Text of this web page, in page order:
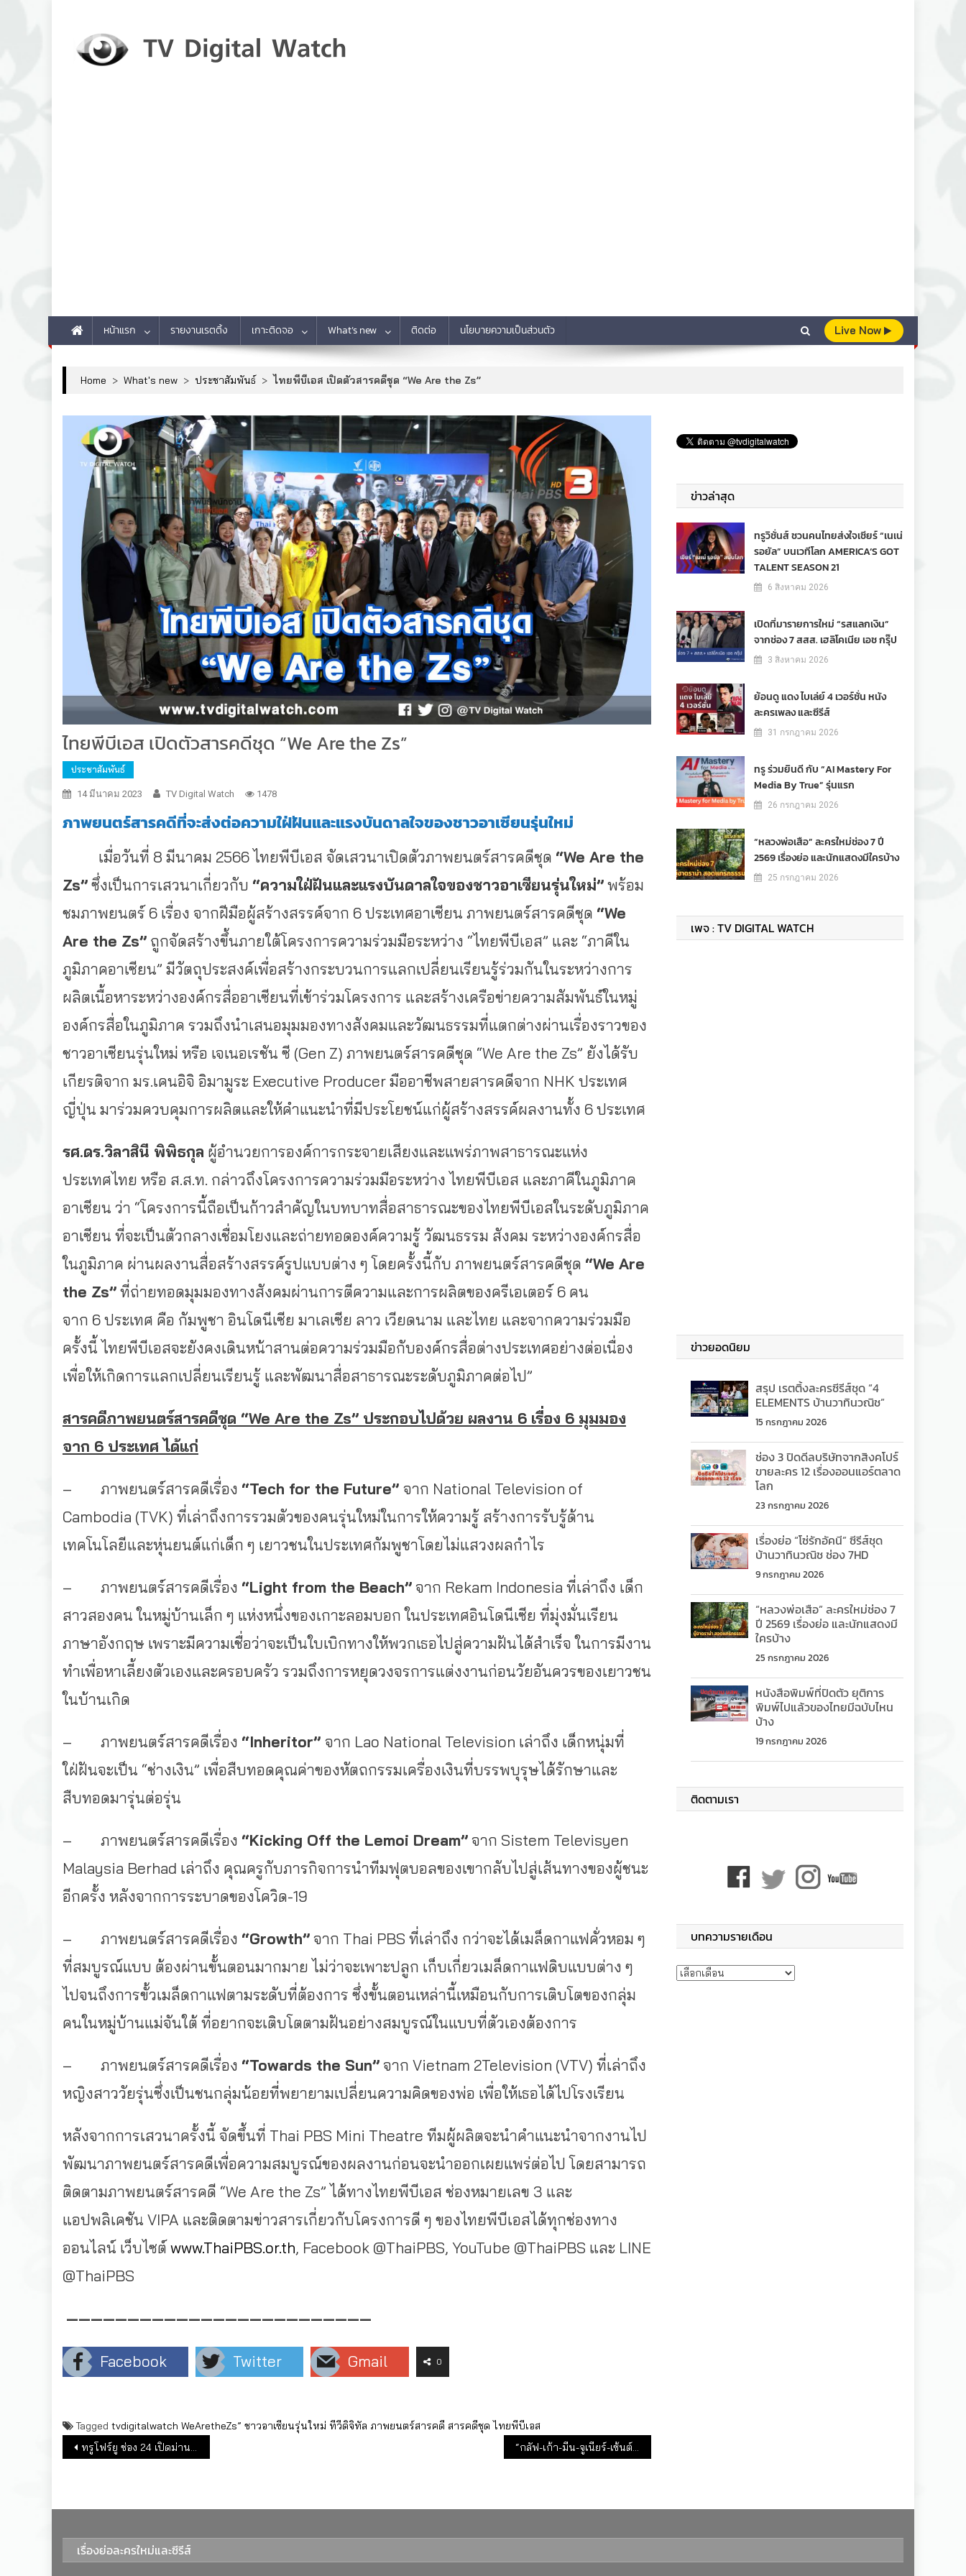
หน้าแรก รายงานเรตติ้ง เกาะติดจอ What’s new ติดต่อ นโยบายความเป็นส่วนตัว Live Now
Home > What's new > ประชาสัมพันธ์ > ไทยพีบีเอส เปิดตัวสารคดีชุด “We Are the Zs”
ไทยพีบีเอส เปิดตัวสารคดีชุด “We Are the Zs”
ประชาสัมพันธ์
14 มีนาคม 2023 TV Digital Watch 1478
ภาพยนตร์สารคดีที่จะส่งต่อความใฝ่ฝันและแรงบันดาลใจของชาวอาเซียนรุ่นใหม่
เมื่อวันที่ 8 มีนาคม 2566 ไทยพีบีเอส จัดเสวนาเปิดตัวภาพยนตร์สารคดีชุด “We Are the
Zs”ซึ่งเป็นการเสวนาเกี่ยวกับ “ความใฝ่ฝันและแรงบันดาลใจของชาวอาเซียนรุ่นใหม่”พร้อม
ชมภาพยนตร์ 6 เรื่อง จากฝีมือผู้สร้างสรรค์จาก 6 ประเทศอาเซียน ภาพยนตร์สารคดีชุด “We
Are the Zs” ถูกจัดสร้างขึ้นภายใต้โครงการความร่วมมือระหว่าง “ไทยพีบีเอส” และ “ภาคีใน
ภูมิภาคอาเซียน” มีวัตถุประสงค์เพื่อสร้างกระบวนการแลกเปลี่ยนเรียนรู้ร่วมกันในระหว่างการ
ผลิตเนื้อหาระหว่างองค์กรสื่ออาเซียนที่เข้าร่วมโครงการ และสร้างเครือข่ายความสัมพันธ์ในหมู่
องค์กรสื่อในภูมิภาค รวมถึงนำเสนอมุมมองทางสังคมและวัฒนธรรมที่แตกต่างผ่านเรื่องราวของ
ชาวอาเซียนรุ่นใหม่ หรือ เจเนอเรชัน ซี (Gen Z) ภาพยนตร์สารคดีชุด “We Are the Zs” ยังได้รับ
เกียรติจาก มร.เคนอิจิ อิมามูระ Executive Producer มืออาชีพสายสารคดีจาก NHK ประเทศ
ญี่ปุ่น มาร่วมควบคุมการผลิตและให้คำแนะนำที่มีประโยชน์แก่ผู้สร้างสรรค์ผลงานทั้ง 6 ประเทศ
รศ.ดร.วิลาสินี พิพิธกุล ผู้อำนวยการองค์การกระจายเสียงและแพร่ภาพสาธารณะแห่ง
ประเทศไทย หรือ ส.ส.ท. กล่าวถึงโครงการความร่วมมือระหว่าง ไทยพีบีเอส และภาคีในภูมิภาค
อาเซียน ว่า “โครงการนี้ถือเป็นก้าวสำคัญในบทบาทสื่อสาธารณะของไทยพีบีเอสในระดับภูมิภาค
อาเซียน ที่จะเป็นตัวกลางเชื่อมโยงและถ่ายทอดองค์ความรู้ วัฒนธรรม สังคม ระหว่างองค์กรสื่อ
ในภูมิภาค ผ่านผลงานสื่อสร้างสรรค์รูปแบบต่าง ๆ โดยครั้งนี้กับ ภาพยนตร์สารคดีชุด “We Are
the Zs”ที่ถ่ายทอดมุมมองทางสังคมผ่านการตีความและการผลิตของครีเอเตอร์ 6 คน
จาก 6 ประเทศ คือ กัมพูชา อินโดนีเซีย มาเลเซีย ลาว เวียดนาม และไทย และจากความร่วมมือ
ครั้งนี้ ไทยพีบีเอสจะยังคงเดินหน้าสานต่อความร่วมมือกับองค์กรสื่อต่างประเทศอย่างต่อเนื่อง
เพื่อให้เกิดการแลกเปลี่ยนเรียนรู้ และพัฒนาสื่อสาธารณะระดับภูมิภาคต่อไป”
สารคดีภาพยนตร์สารคดีชุด “We Are the Zs” ประกอบไปด้วย ผลงาน 6 เรื่อง 6 มุมมอง
จาก 6 ประเทศ ได้แก่
– ภาพยนตร์สารคดีเรื่อง “Tech for the Future” จาก National Television of
Cambodia (TVK) ที่เล่าถึงการรวมตัวของคนรุ่นใหม่ในการให้ความรู้ สร้างการรับรู้ด้าน
เทคโนโลยีและหุ่นยนต์แก่เด็ก ๆ เยาวชนในประเทศกัมพูชาโดยไม่แสวงผลกำไร
– ภาพยนตร์สารคดีเรื่อง “Light from the Beach”จาก Rekam Indonesia ที่เล่าถึง เด็ก
สาวสองคน ในหมู่บ้านเล็ก ๆ แห่งหนึ่งของเกาะลอมบอก ในประเทศอินโดนีเซีย ที่มุ่งมั่นเรียน
ภาษาอังกฤษ เพราะมีความเชื่อว่าจะเป็นใบเบิกทางให้พวกเธอไปสู่ความฝันได้สำเร็จ ในการมีงาน
ทำเพื่อหาเลี้ยงตัวเองและครอบครัว รวมถึงการหยุดวงจรการแต่งงานก่อนวัยอันควรของเยาวชน
ในบ้านเกิด
– ภาพยนตร์สารคดีเรื่อง “Inheritor” จาก Lao National Television เล่าถึง เด็กหนุ่มที่
ใฝ่ฝันจะเป็น “ช่างเงิน” เพื่อสืบทอดคุณค่าของหัตถกรรมเครื่องเงินที่บรรพบุรุษได้รักษาและ
สืบทอดมารุ่นต่อรุ่น
– ภาพยนตร์สารคดีเรื่อง “Kicking Off the Lemoi Dream”จาก Sistem Televisyen
Malaysia Berhad เล่าถึง คุณครูกับภารกิจการนำทีมฟุตบอลของเขากลับไปสู่เส้นทางของผู้ชนะ
อีกครั้ง หลังจากการระบาดของโควิด-19
– ภาพยนตร์สารคดีเรื่อง “Growth”จาก Thai PBS ที่เล่าถึง กว่าจะได้เมล็ดกาแฟคั่วหอม ๆ
ที่สมบูรณ์แบบ ต้องผ่านขั้นตอนมากมาย ไม่ว่าจะเพาะปลูก เก็บเกี่ยวเมล็ดกาแฟดิบแบบต่าง ๆ
ไปจนถึงการขั้วเมล็ดกาแฟตามระดับที่ต้องการ ซึ่งขั้นตอนเหล่านี้เหมือนกับการเติบโตของกลุ่ม
คนในหมู่บ้านแม่จันใต้ ที่อยากจะเติบโตตามฝันอย่างสมบูรณ์ในแบบที่ตัวเองต้องการ
– ภาพยนตร์สารคดีเรื่อง “Towards the Sun”จาก Vietnam 2Television (VTV) ที่เล่าถึง
หญิงสาววัยรุ่นซึ่งเป็นชนกลุ่มน้อยที่พยายามเปลี่ยนความคิดของพ่อ เพื่อให้เธอได้ไปโรงเรียน
หลังจากการเสวนาครั้งนี้ จัดขึ้นที่ Thai PBS Mini Theatre ทีมผู้ผลิตจะนำคำแนะนำจากงานไป
พัฒนาภาพยนตร์สารคดีเพื่อความสมบูรณ์ของผลงานก่อนจะนำออกเผยแพร่ต่อไป โดยสามารถ
ติดตามภาพยนตร์สารคดี “We Are the Zs” ได้ทางไทยพีบีเอส ช่องหมายเลข 3 และ
แอปพลิเคชัน VIPA และติดตามข่าวสารเกี่ยวกับโครงการดี ๆ ของไทยพีบีเอสได้ทุกช่องทาง
ออนไลน์ เว็บไซต์www.ThaiPBS.or.th, Facebook @ThaiPBS, YouTube @ThaiPBS และ LINE
@ThaiPBS
—————————————————————————
Facebook Twitter Gmail 0
Tagged tvdigitalwatch WeAretheZs” ชาวอาเซียนรุ่นใหม่ ทีวีดิจิทัล ภาพยนตร์สารคดี สารคดีชุด ไทยพีบีเอส
แนะแนวเรื่อง
ทรูโฟร์ยู ช่อง 24 เปิดม่าน “มูฟวี่ พรีเมียร์” ทุกวันอาทิตย์ “กลัฟ-เก้า-มีน-จูเนียร์-เซ้นต์-เทศน์” พร้อมไฝว้ ศึก “Beloved Festival 53 ปี
ข่าวล่าสุด
ทรูวิชั่นส์ ชวนคนไทยส่งใจเชียร์ “เนเน่
รอยัล” บนเวทีโลก AMERICA’S GOT
TALENT SEASON 21
6 สิงหาคม 2026
เปิดที่มารายการใหม่ “รสแลกเงิน”
จากช่อง 7 สสส. เฮลิโคเนีย เอช กรุ๊ป
3 สิงหาคม 2026
ย้อนดู แดง ไบเล่ย์ 4 เวอร์ชั่น หนัง
ละครเพลง และซีรีส์
31 กรกฎาคม 2026
ทรู ร่วมยินดี กับ “AI Mastery For
Media By True” รุ่นแรก
26 กรกฎาคม 2026
“หลวงพ่อเสือ” ละครใหม่ช่อง 7 ปี
2569 เรื่องย่อ และนักแสดงมีใครบ้าง
25 กรกฎาคม 2026
เพจ : TV DIGITAL WATCH
ข่าวยอดนิยม
สรุป เรตติ้งละครซีรีส์ชุด “4
ELEMENTS บ้านวาทินวณิช”
15 กรกฎาคม 2026
ช่อง 3 ปิดดีลบริษัทจากสิงคโปร์
ขายละคร 12 เรื่องออนแอร์ตลาด
โลก
23 กรกฎาคม 2026
เรื่องย่อ “โซ่รักอัคนี” ซีรีส์ชุด
บ้านวาทินวณิช ช่อง 7HD
9 กรกฎาคม 2026
“หลวงพ่อเสือ” ละครใหม่ช่อง 7
ปี 2569 เรื่องย่อ และนักแสดงมี
ใครบ้าง
25 กรกฎาคม 2026
หนังสือพิมพ์ที่ปิดตัว ยุติการ
พิมพ์ไปแล้วของไทยมีฉบับไหน
บ้าง
19 กรกฎาคม 2026
ติดตามเรา
บทความรายเดือน
บทความรายเดือน
เรื่องย่อละครใหม่และซีรีส์